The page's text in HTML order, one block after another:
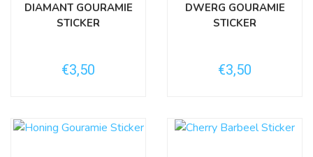
DIAMANT GOURAMIE
STICKER
€3,50
DWERG GOURAMIE
STICKER
€3,50